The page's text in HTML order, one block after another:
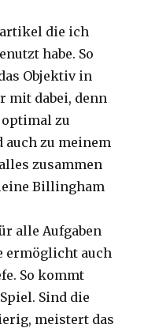
die ich
habe. So
Objektiv in
mit dabei, denn
zu
auch zu meinem
zusammen
Billingham
alle Aufgaben
ermöglicht auch
So kommt
Sind die
meistert das